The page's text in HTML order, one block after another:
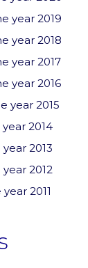
year 2019
year 2018
year 2017
year 2016
year 2015
2014
2013
2012
2011